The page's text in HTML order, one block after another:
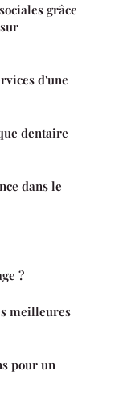
grâce
d'une
dentaire
dans le
?
meilleures
pour un